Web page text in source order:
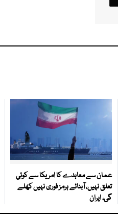
عمان سے معاہدے کا امریکا سے کوئی
تعلق نہیں، آبنائے ہرمز فوری نہیں کھلے
گی، ایران